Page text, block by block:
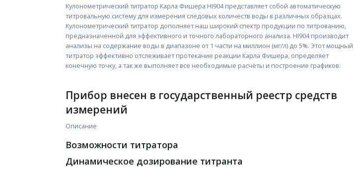
Кулонометрический титратор Карла Фишера HI904 представляет собой автоматическую
титровальную систему для измерения следовых количеств воды в различных образцах.
Кулонометрический титратор дополняет наш широкий спектр продукции по титрованию,
предназначенной для эффективного и точного лабораторного анализа. HI904 производит
анализы на содержание воды в диапазоне от 1 части на миллион (мг/л) до 5%. Этот мощный
титратор эффективно отслеживает протекание реакции Карла Фишера, определяет
конечную точку, а так же выполняет все необходимые расчёты и построение графиков.
Прибор внесен в государственный реестр средств
измерений
Описание
Возможности титратора
Динамическое дозирование титранта